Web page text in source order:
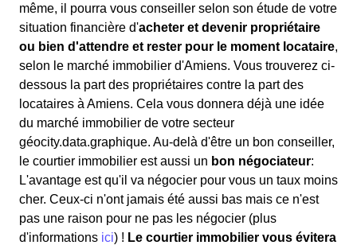
même, il pourra vous conseiller selon son étude de votre
situation financière d'acheter et devenir propriétaire
ou bien d'attendre et rester pour le moment locataire,
selon le marché immobilier d'Amiens. Vous trouverez ci-
dessous la part des propriétaires contre la part des
locataires à Amiens. Cela vous donnera déjà une idée
du marché immobilier de votre secteur
géocity.data.graphique. Au-delà d'être un bon conseiller,
le courtier immobilier est aussi un bon négociateur:
L'avantage est qu'il va négocier pour vous un taux moins
cher. Ceux-ci n'ont jamais été aussi bas mais ce n'est
pas une raison pour ne pas les négocier (plus
d'informations ici) ! Le courtier immobilier vous évitera